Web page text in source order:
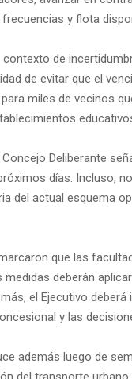
y flota
contexto de
de evitar que el
miles de vecinos
Deliberante
días. Incluso,
del actual esquema
que las
medidas deberán
el Ejecutivo
y las
además luego de